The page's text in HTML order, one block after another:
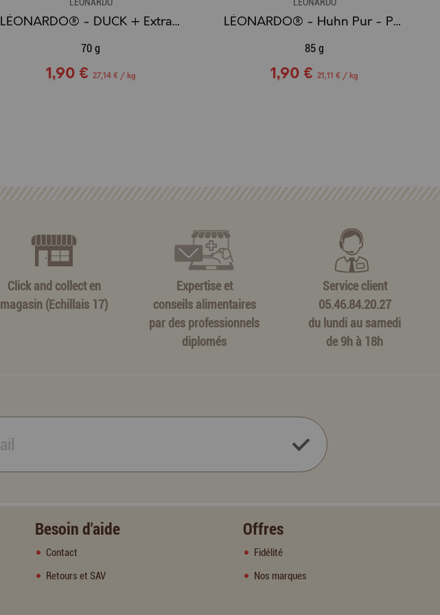
LÉONARDO® - DUCK + Extra Pulled Beef - Pâté de canard et Éffiloché de boeuf
70 g
1,90 € 27,14 € / kg
LÉONARDO® - Huhn Pur - Pâté de Pur Poulet
85 g
1,90 € 21,11 € / kg
Click and collect en
magasin (Echillais 17)
Expertise et
conseils alimentaires
par des professionnels
diplomés
Service client
05.46.84.20.27
du lundi au samedi
de 9h à 18h
Besoin d'aide
Contact
Retours et SAV
Offres
Fidélité
Nos marques